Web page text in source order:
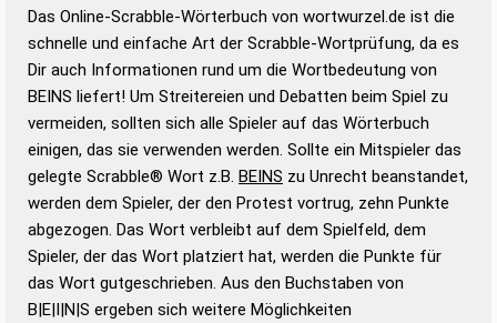
Wortwurzel liefert mit Hilfe eines semantischen
Wortanalyse-Algorithmus gute Anhaltspunkte zu
Wortbedeutung, Worttrennung und Wortform, um die
Gültigkeit eines Wortes für das Scrabble-Spiel zu
bestimmen!
zugelassene Turnier Scrabble-
Wörterbücher sind:
Duden – Standardwerk in 12 Bänden
Duden – Richtiges und gutes
Deutsch
Duden – Die deutsche Grammatik
Das Online-Scrabble-Wörterbuch von wortwurzel.de ist die
schnelle und einfache Art der Scrabble-Wortprüfung, da es
Dir auch Informationen rund um die Wortbedeutung von
BEINS liefert! Um Streitereien und Debatten beim Spiel zu
vermeiden, sollten sich alle Spieler auf das Wörterbuch
einigen, das sie verwenden werden. Sollte ein Mitspieler das
gelegte Scrabble® Wort z.B. BEINS zu Unrecht beanstandet,
werden dem Spieler, der den Protest vortrug, zehn Punkte
abgezogen. Das Wort verbleibt auf dem Spielfeld, dem
Spieler, der das Wort platziert hat, werden die Punkte für
das Wort gutgeschrieben. Aus den Buchstaben von
B|E|I|N|S ergeben sich weitere Möglichkeiten